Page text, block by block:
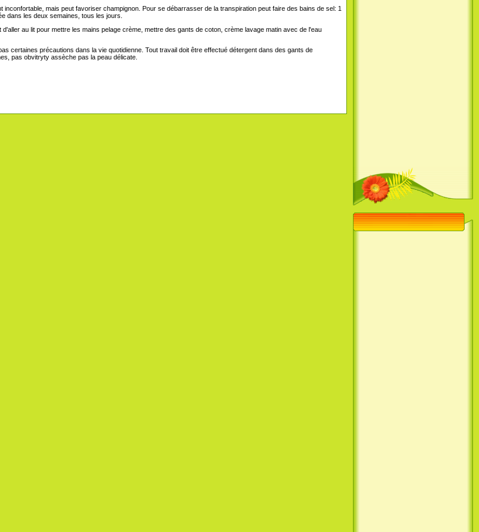
mais peut favoriser champignon. Pour se débarrasser de la transpiration peut faire des bains de sel: 1
dans les deux semaines, tous les jours.
au lit pour mettre les mains pelage crème, mettre des gants de coton, crème lavage matin avec de l'eau
certaines précautions dans la vie quotidienne. Tout travail doit être effectué détergent dans des gants de
pas obvitryty assèche pas la peau délicate.